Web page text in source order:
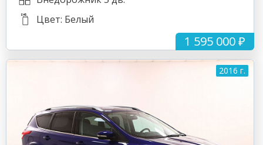
1 595 000 ₽
Цвет: Белый
2016 г.